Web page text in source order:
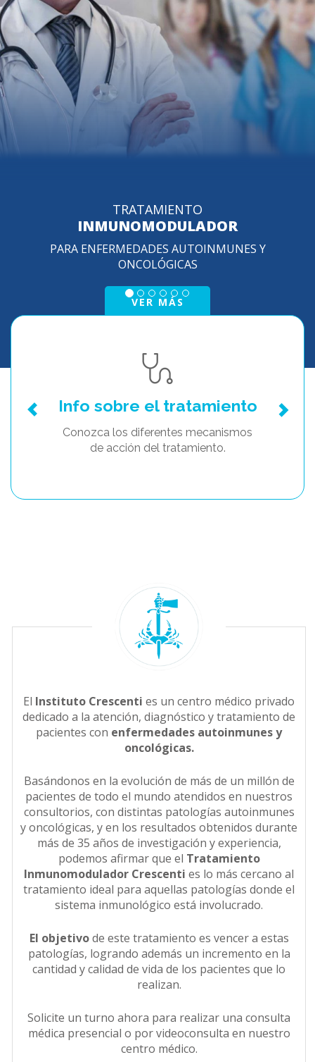
Info sobre el tratamiento
Conozca los diferentes mecanismos
de acción del tratamiento.
El Instituto Crescenti es un centro médico privado
dedicado a la atención, diagnóstico y tratamiento de
pacientes con enfermedades autoinmunes y
oncológicas.
Basándonos en la evolución de más de un millón de
pacientes de todo el mundo atendidos en nuestros
consultorios, con distintas patologías autoinmunes
y oncológicas, y en los resultados obtenidos durante
más de 35 años de investigación y experiencia,
podemos afirmar que el Tratamiento
Inmunomodulador Crescenti es lo más cercano al
tratamiento ideal para aquellas patologías donde el
sistema inmunológico está involucrado.
El objetivode este tratamiento es vencer a estas
patologías, logrando además un incremento en la
cantidad y calidad de vida de los pacientes que lo
realizan.
Solicite un turno ahora para realizar una consulta
médica presencial o por videoconsulta en nuestro
centro médico.